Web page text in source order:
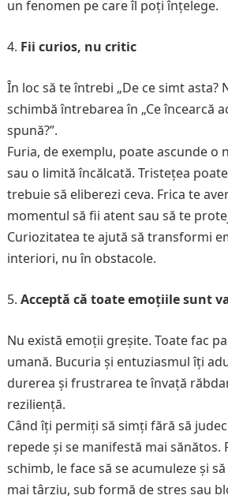
un fenomen pe care îl poți înțelege.
Fii curios, nu critic
În loc să te întrebi „De ce simt asta?
schimbă întrebarea în „Ce încearcă
spună?”.
Furia, de exemplu, poate ascunde o
sau o limită încălcată. Tristețea
trebuie să eliberezi ceva. Frica te
momentul să fii atent sau să te
Curiozitatea te ajută să transformi
interiori, nu în obstacole.
Acceptă că toate emoțiile sunt
Nu există emoții greșite. Toate fac
umană. Bucuria și entuziasmul îți
durerea și frustrarea te învață
reziliență.
Când îți permiți să simți fără să
repede și se manifestă mai sănătos.
schimb, le face să se acumuleze și
mai târziu, sub formă de stres sau